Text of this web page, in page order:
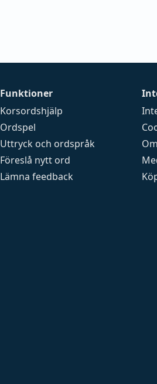
Funktioner
Korsordshjälp
Ordspel
Uttryck och ordspråk
Föreslå nytt ord
Lämna feedback